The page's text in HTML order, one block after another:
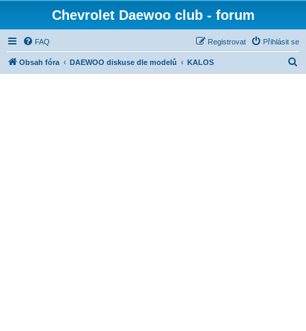
Chevrolet Daewoo club - forum
FAQ Přihlásit se
Registrovat
Obsah fóra DAEWOO diskuse dle modelů KALOS